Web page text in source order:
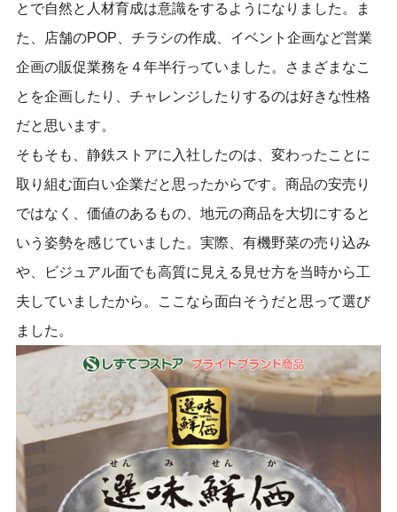
とで自然と人材育成は意識をするようになりました。ま
た、店舗のPOP、チラシの作成、イベント企画など営業
企画の販促業務を４年半行っていました。さまざまなこ
とを企画したり、チャレンジしたりするのは好きな性格
だと思います。
そもそも、静鉄ストアに入社したのは、変わったことに
取り組む面白い企業だと思ったからです。 商品の安売り
ではなく、価値のあるもの、地元の商品を大切にすると
いう姿勢を感じていました。 実際、 有機野菜の売り込み
や、ビジュアル面でも高質に見える見せ方を当時から工
夫していましたから。ここなら面白そうだと思って選び
ました。